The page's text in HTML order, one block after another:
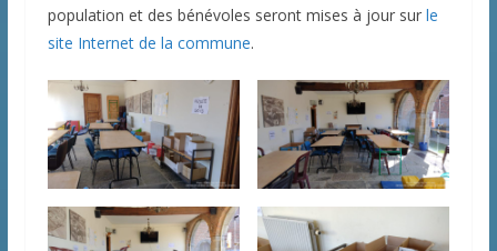
population et des bénévoles seront mises à jour sur le
site Internet de la commune.